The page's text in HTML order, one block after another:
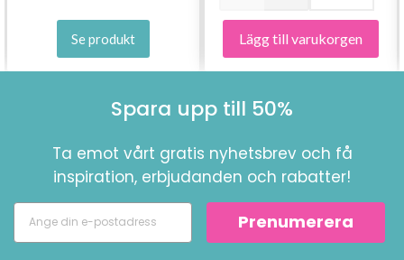
Se produkt Lägg till varukorgen
Spara upp till 50%
Ta emot vårt gratis nyhetsbrev och få
inspiration, erbjudanden och rabatter!
Prenumerera
Prenumerera
Nej tack